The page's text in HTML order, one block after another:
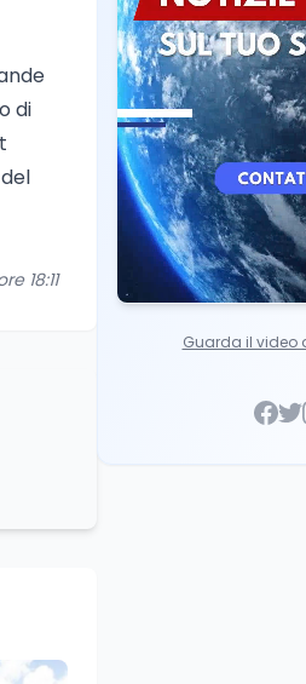
di
18:11
Cultura
spento
al
Guarda il video